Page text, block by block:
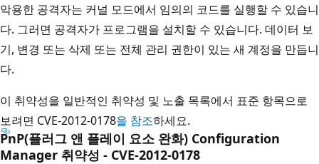
악용한 공격자는 커널 모드에서 임의의 코드를 실행할 수 있습니
다. 그러면 공격자가 프로그램을 설치할 수 있습니다. 데이터 보
기, 변경 또는 삭제 또는 전체 관리 권한이 있는 새 계정을 만듭니
다.
이 취약성을 일반적인 취약성 및 노출 목록에서 표준 항목으로
보려면 CVE-2012-0178을 참조하세요.
PnP(플러그 앤 플레이 요소 완화) Configuration
Manager 취약성 - CVE-2012-0178